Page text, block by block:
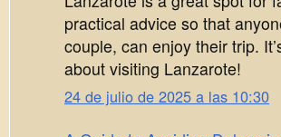
practical advice so that
couple, can enjoy their trip.
about visiting Lanzarote!
24 de julio de 2025 a las 10:30